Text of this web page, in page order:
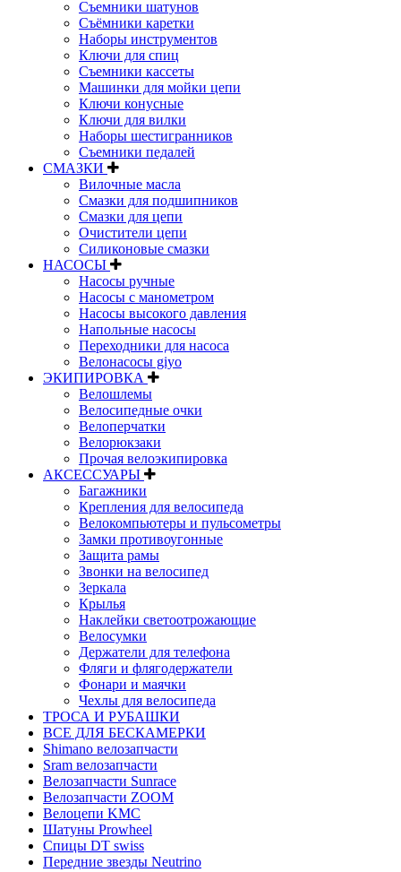
Съемники шатунов
Съёмники каретки
Наборы инструментов
Ключи для спиц
Съемники кассеты
Машинки для мойки цепи
Ключи конусные
Ключи для вилки
Наборы шестигранников
Съемники педалей
СМАЗКИ
Вилочные масла
Смазки для подшипников
Смазки для цепи
Очистители цепи
Силиконовые смазки
НАСОСЫ
Насосы ручные
Насосы с манометром
Насосы высокого давления
Напольные насосы
Переходники для насоса
Велонасосы giyo
ЭКИПИРОВКА
Велошлемы
Велосипедные очки
Велоперчатки
Велорюкзаки
Прочая велоэкипировка
АКСЕССУАРЫ
Багажники
Крепления для велосипеда
Велокомпьютеры и пульсометры
Замки противоугонные
Защита рамы
Звонки на велосипед
Зеркала
Крылья
Наклейки светоотрожающие
Велосумки
Держатели для телефона
Фляги и флягодержатели
Фонари и маячки
Чехлы для велосипеда
ТРОСА И РУБАШКИ
ВСЕ ДЛЯ БЕСКАМЕРКИ
Shimano велозапчасти
Sram велозапчасти
Велозапчасти Sunrace
Велозапчасти ZOOM
Велоцепи KMC
Шатуны Prowheel
Спицы DT swiss
Передние звезды Neutrino